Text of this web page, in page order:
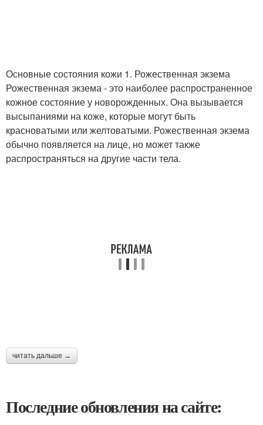
Основные состояния кожи 1. Рожественная экзема
Рожественная экзема - это наиболее распространенное
кожное состояние у новорожденных. Она вызывается
высыпаниями на коже, которые могут быть
красноватыми или желтоватыми. Рожественная экзема
обычно появляется на лице, но может также
распространяться на другие части тела.
читать дальше →
Последние обновления на сайте: